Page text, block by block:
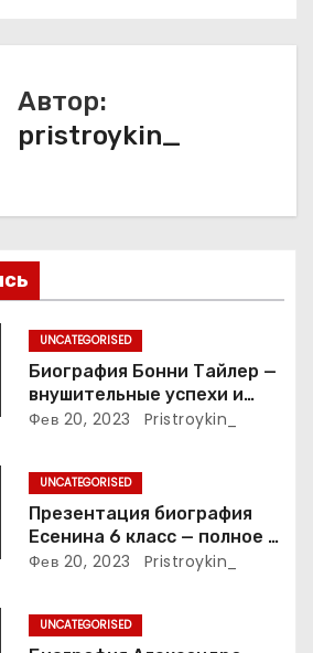
Автор:
pristroykin_
UNCATEGORISED
Биография Бонни Тайлер —
внушительные успехи и
интимные подробности
Фев 20, 2023 Pristroykin_
UNCATEGORISED
Презентация биография
Есенина 6 класс — полное и
подробное описание жизни
Фев 20, 2023 Pristroykin_
UNCATEGORISED